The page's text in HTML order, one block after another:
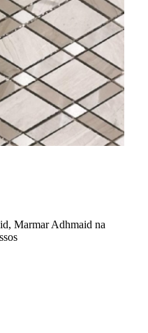
Marmar Adhmaid na